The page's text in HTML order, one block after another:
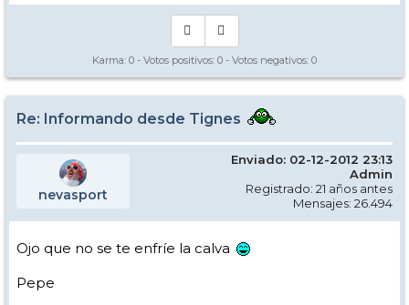
Karma: 0 - Votos positivos: 0 - Votos negativos: 0
Re: Informando desde Tignes
nevasport
Enviado: 02-12-2012 23:13
Admin
Registrado: 21 años antes
Mensajes: 26.494
Ojo que no se te enfríe la calva
Pepe